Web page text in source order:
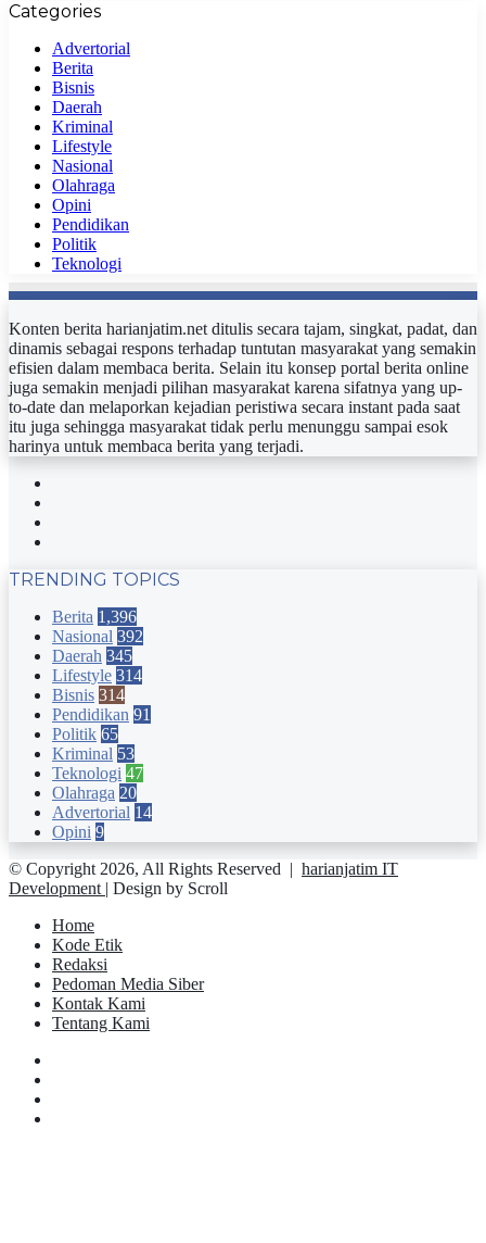
Categories
Advertorial
Berita
Bisnis
Daerah
Kriminal
Lifestyle
Nasional
Olahraga
Opini
Pendidikan
Politik
Teknologi
Konten berita harianjatim.net ditulis secara tajam, singkat, padat, dan
dinamis sebagai respons terhadap tuntutan masyarakat yang semakin
efisien dalam membaca berita. Selain itu konsep portal berita online
juga semakin menjadi pilihan masyarakat karena sifatnya yang up-
to-date dan melaporkan kejadian peristiwa secara instant pada saat
itu juga sehingga masyarakat tidak perlu menunggu sampai esok
harinya untuk membaca berita yang terjadi.
TRENDING TOPICS
Berita 1,396
Nasional 392
Daerah 345
Lifestyle 314
Bisnis 314
Pendidikan 91
Politik 65
Kriminal 53
Teknologi 47
Olahraga 20
Advertorial 14
Opini 9
© Copyright 2026, All Rights Reserved | harianjatim IT
Development | Design by Scroll
Home
Kode Etik
Redaksi
Pedoman Media Siber
Kontak Kami
Tentang Kami